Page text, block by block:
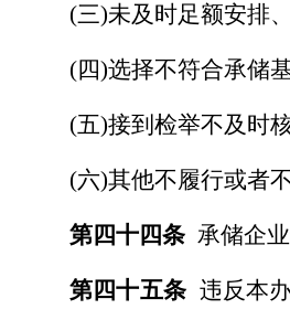
(三)未及时足额安排
(四)选择不符合承储
(五)接到检举不及时
(六)其他不履行或者
第四十四条 承储企
第四十五条 违反本